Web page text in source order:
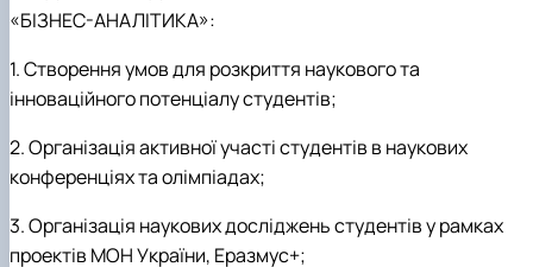
«БІЗНЕС-АНАЛІТИКА»:
1. Створення умов для розкриття наукового та
інноваційного потенціалу студентів;
2. Організація активної участі студентів в наукових
конференціях та олімпіадах;
3. Організація наукових досліджень студентів у рамках
проектів МОН України, Еразмус+;